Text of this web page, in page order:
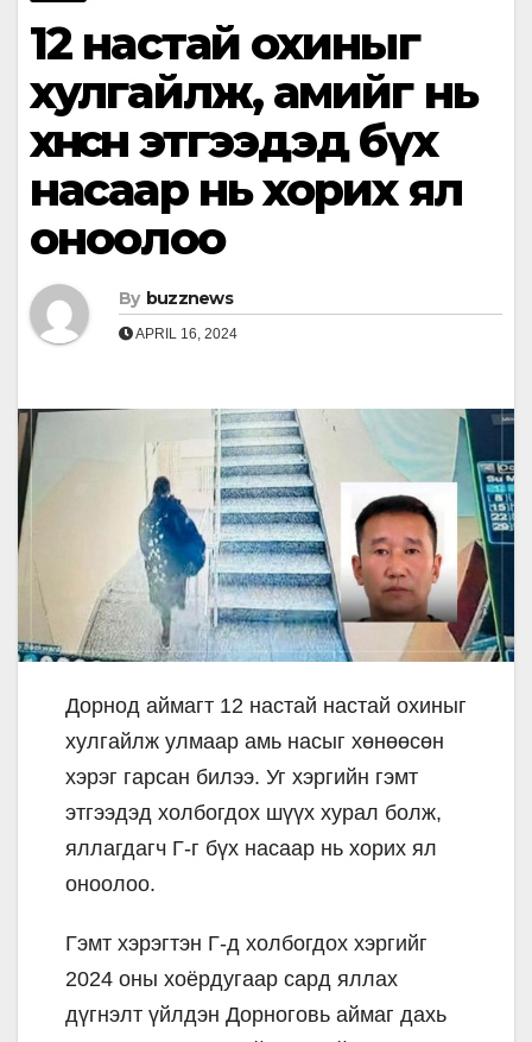
12 настай охиныг
хулгайлж, амийг нь
хөнөөсөн этгээдэд бүх
насаар нь хорих ял
оноолоо
By buzznews
APRIL 16, 2024
Дорнод аймагт 12 настай настай охиныг
хулгайлж улмаар амь насыг хөнөөсөн
хэрэг гарсан билээ. Уг хэргийн гэмт
этгээдэд холбогдох шүүх хурал болж,
яллагдагч Г-г бүх насаар нь хорих ял
оноолоо.
Гэмт хэрэгтэн Г-д холбогдох хэргийг
2024 оны хоёрдугаар сард яллах
дүгнэлт үйлдэн Дорноговь аймаг дахь